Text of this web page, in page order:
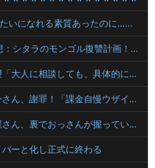
【悲報】100ワニ「俺もちいかわみたいになれる素質あったのに…」…静かに咽び泣く…
天幕のジャードゥーガル 第7話 感想：シタラのモンゴル復讐計画！兄弟をなんとか仲違いせねば！
【悲報】トー横キッズ、大人に失望「大人に相談しても、具体的に何もしてくれない。結果的に傷つく。福祉は自由が奪われる」
【悲報】ホロライブの大物リスナーさん、謝罪！「課金自慢ウザイ」と愚痴っただけなのに・・・！！！！
【画像】例の美人すぎるおにぎり屋さん、裏でおっさんが握っていたｗｗｗｗｗｗｗ
ーと化し正式に終わる